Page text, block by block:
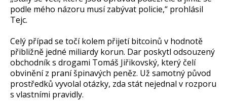
podle mého názoru musí zabývat policie,“ prohlásil
Tejc.
Celý případ se točí kolem přijetí bitcoinů v hodnotě
přibližně jedné miliardy korun. Dar poskytl odsouzený
obchodník s drogami Tomáš Jiřikovský, který čelí
obvinění z praní špinavých peněz. Už samotný původ
prostředků vyvolal otázky, zda stát nejednal v rozporu
s vlastními pravidly.